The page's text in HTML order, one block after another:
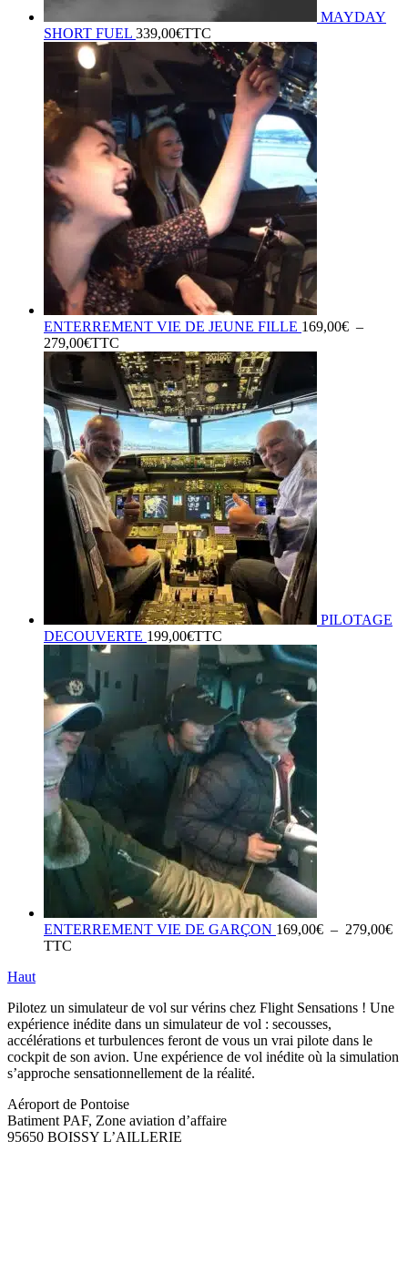
MAYDAY
SHORT FUEL 339,00€TTC
ENTERREMENT VIE DE JEUNE FILLE 169,00€ –
279,00€Plage
de
prix :
169,00€
à
279,00€
TTC
PILOTAGE
DECOUVERTE 199,00€TTC
ENTERREMENT VIE DE GARÇON 169,00€ – 279,00€
TTC
Haut
Pilotez un simulateur de vol sur vérins chez Flight Sensations ! Une
expérience inédite dans un simulateur de vol : secousses,
accélérations et turbulences feront de vous un vrai pilote dans le
cockpit de son avion. Une expérience de vol inédite où la simulation
s’approche sensationnellement de la réalité.
Aéroport de Pontoise
Batiment PAF, Zone aviation d’affaire
95650 BOISSY L’AILLERIE